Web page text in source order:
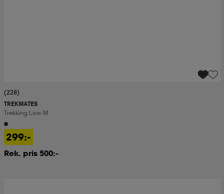
(228)
TREKMATES
Trekking Low M
299:-
Rek. pris 500:-